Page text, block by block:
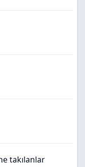
takılanlar